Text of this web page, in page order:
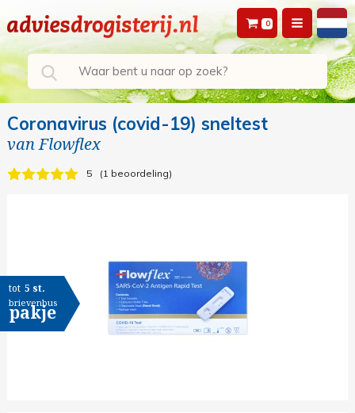
0
Coronavirus (covid-19) sneltest
vanFlowflex
5 1 beoordeling
tot 5 st.
brievenbus
pakje